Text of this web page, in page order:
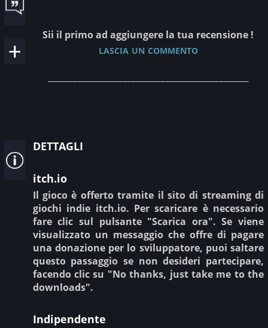
Sii il primo ad aggiungere la tua recensione !
lascia un commento
dettagli
itch.io
Il gioco è offerto tramite il sito di streaming di
giochi indie itch.io. Per scaricare è necessario
fare clic sul pulsante "Scarica ora". Se viene
visualizzato un messaggio che offre di pagare
una donazione per lo sviluppatore, puoi saltare
questo passaggio se non desideri partecipare,
facendo clic su "No thanks, just take me to the
downloads".
Indipendente